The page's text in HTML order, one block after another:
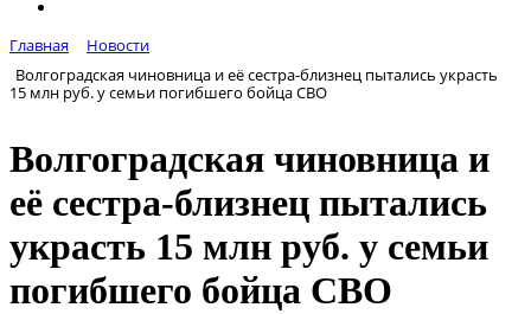
Главная
Новости
Волгоградская чиновница и её сестра-близнец пытались украсть
15 млн руб. у семьи погибшего бойца СВО
Волгоградская чиновница и
её сестра-близнец пытались
украсть 15 млн руб. у семьи
погибшего бойца СВО